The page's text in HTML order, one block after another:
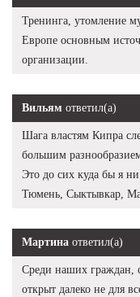
Тренинга, утомление
Европе основным
организации.
Вильям ответил(а)
Шага властям Кипра
большим
Это до сих куда бы я
Тюмень, Сыктывкар,
Мартина ответил(а)
Среди наших граждан,
открыт далеко не для